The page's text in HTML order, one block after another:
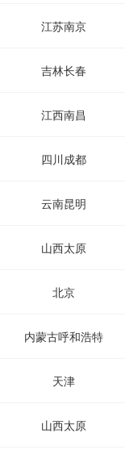
江苏南京
吉林长春
江西南昌
四川成都
云南昆明
山西太原
北京
内蒙古呼和浩特
天津
山西太原